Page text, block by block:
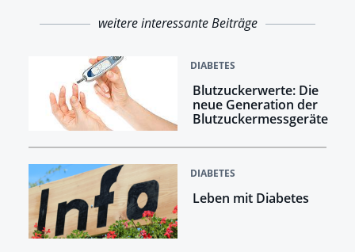
weitere interessante Beiträge
DIABETES
Blutzuckerwerte: Die
neue Generation der
Blutzuckermessgeräte
DIABETES
Leben mit Diabetes